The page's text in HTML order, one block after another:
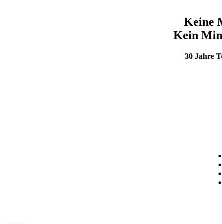
Keine
Kein
30 Jahre